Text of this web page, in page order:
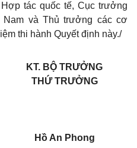
tác quốc tế, Cục trưởng
và Thủ trưởng các cơ
thi hành Quyết định này./
KT. BỘ TRƯỞNG
THỨ TRƯỞNG
Hồ An Phong